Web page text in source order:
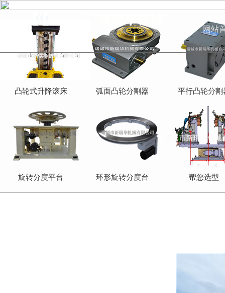
网站
凸轮式升降滚床 弧面凸轮分割器 平行凸轮分割
旋转分度平台 环形旋转分度台 帮您选型